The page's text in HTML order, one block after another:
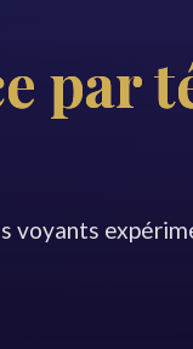
par
voyants